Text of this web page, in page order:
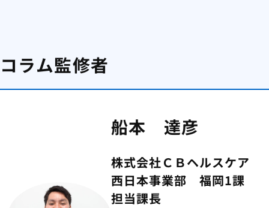
コラム監修者
船本 達彦
株式会社ＣＢヘルスケア
西日本事業部 福岡1課
担当課長